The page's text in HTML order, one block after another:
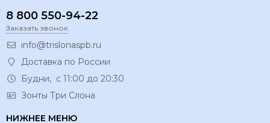
8 800 550-94-22
Заказать звонок
info@trislonaspb.ru
Доставка по России
Будни, с 11:00 до 20:30
Зонты Три Слона
НИЖНЕЕ МЕНЮ